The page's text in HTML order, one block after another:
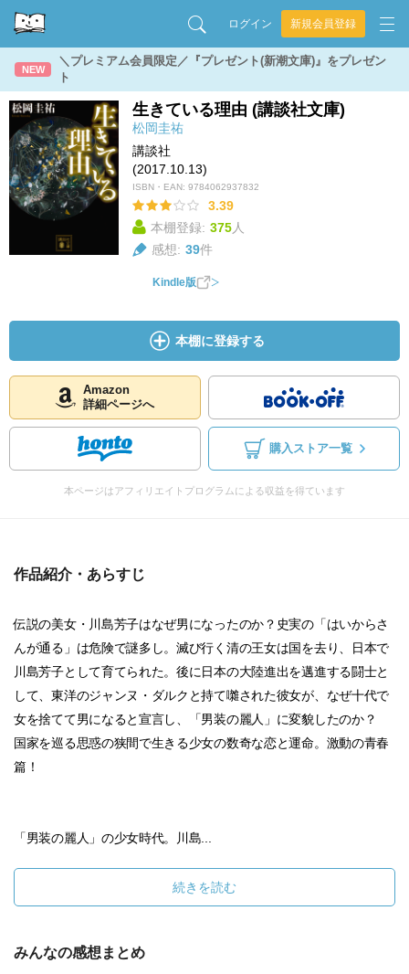
ログイン 新規会員登録
NEW
＼プレミアム会員限定／『プレゼント(新潮文庫)』をプレゼン
ト
生きている理由 (講談社文庫)
松岡圭祐
講談社
(2017.10.13)
ISBN・EAN: 9784062937832
3.39
本棚登録: 375人
感想: 39件
Kindle版
本棚に登録する
Amazon
詳細ページへ
購入ストア一覧
本ページはアフィリエイトプログラムによる収益を得ています
作品紹介・あらすじ
伝説の美女・川島芳子はなぜ男になったのか？史実の「はいからさ
んが通る」は危険で謎多し。滅び行く清の王女は国を去り、日本で
川島芳子として育てられた。後に日本の大陸進出を邁進する闘士と
して、東洋のジャンヌ・ダルクと持て囃された彼女が、なぜ十代で
女を捨てて男になると宣言し、「男装の麗人」に変貌したのか？
国家を巡る思惑の狭間で生きる少女の数奇な恋と運命。激動の青春
篇！
「男装の麗人」の少女時代。川島...
続きを読む
みんなの感想まとめ